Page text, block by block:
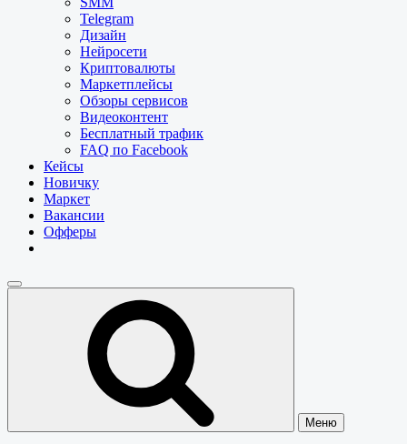
Telegram
Дизайн
Нейросети
Криптовалюты
Маркетплейсы
Обзоры сервисов
Видеоконтент
Бесплатный трафик
FAQ по Facebook
Кейсы
Новичку
Маркет
Вакансии
Офферы
Меню